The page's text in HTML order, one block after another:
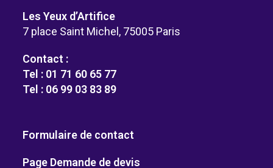
Les Yeux d’Artifice
7 place Saint Michel, 75005 Paris
Contact :
Tel : 01 71 60 65 77
Tel : 06 99 03 83 89
Formulaire de contact
Page Demande de devis